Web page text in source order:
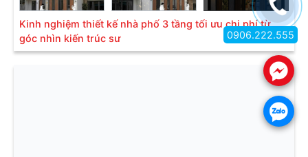
Kinh nghiệm thiết kế nhà phố 3 tầng tối ưu chi phí từ
góc nhìn kiến trúc sư
.
.
0906.222.555